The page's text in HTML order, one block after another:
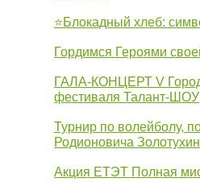
⭐Блокадный хлеб:
Гордимся Героями
ГАЛА-КОНЦЕРТ V
фестиваля Талант-ШОУ
Турнир по волейболу,
Родионовича
Акция ЕТЭТ Полная